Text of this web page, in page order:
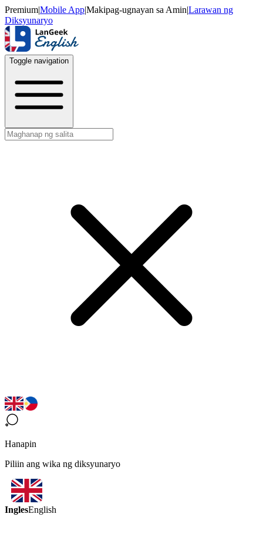
Premium|Mobile App|Makipag-ugnayan sa Amin|Larawan ng
Diksyunaryo
Toggle navigation
Hanapin
Piliin ang wika ng diksyunaryo
InglesEnglish